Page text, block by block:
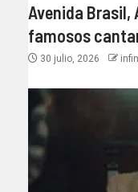
Avenida
famosos
30 julio, 2026